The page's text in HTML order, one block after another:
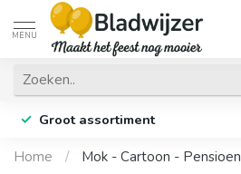
MENU
Groot assortiment
Home / Mok - Cartoon - Pensioen